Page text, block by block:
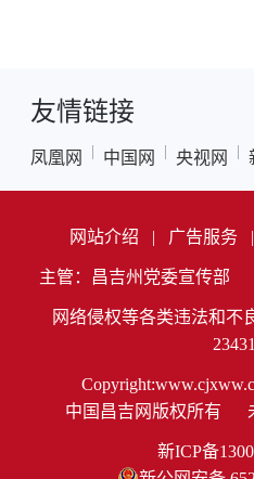
友情链接
凤凰网 中国网 央视网
网站介绍 | 广告服务 |
主管：昌吉州党委宣传部
网络侵权等各类违法和不
中国昌吉网版权所有
新ICP备